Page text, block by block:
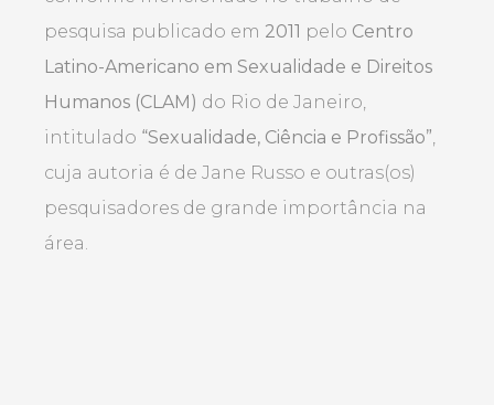
pesquisa publicado em 2011 pelo Centro
Latino-Americano em Sexualidade e Direitos
Humanos (CLAM) do Rio de Janeiro,
intitulado “Sexualidade, Ciência e Profissão”,
cuja autoria é de Jane Russo e outras(os)
pesquisadores de grande importância na
área.